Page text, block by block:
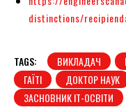
distinctions/
TAGS: ВИКЛАДАЧ
ГАЇТІ
ДОКТОР НАУК
ЗАСНОВНИК ІТ-ОСВІТИ